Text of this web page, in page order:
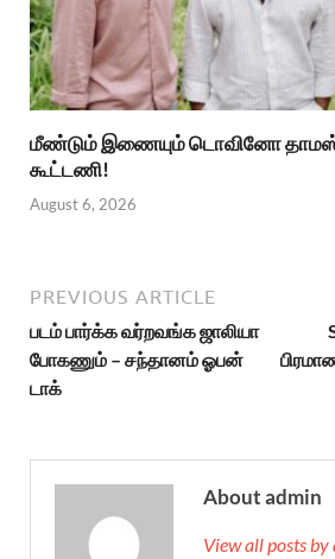
மீண்டும் இணையும் டொவினோ தாமஸ்
கூட்டணி!
August 6, 2026
PREVIOUS ARTICLE
படம் பார்க்க வர்றவங்க ஜாலியா
போகணும் – சந்தானம் ஓபன்
டாக்
About admin
View all posts